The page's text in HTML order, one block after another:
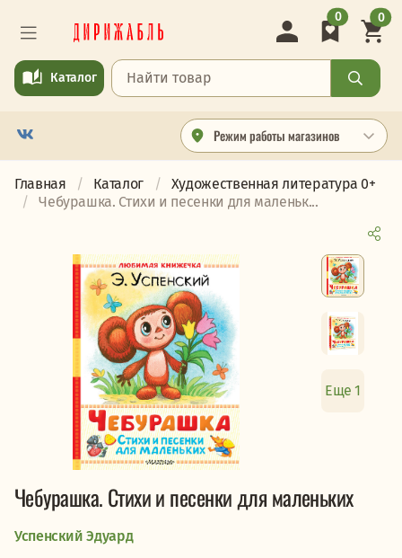
Режим работы магазинов
Каталог
0 0
Главная Каталог
Художественная литература 0+
Чебурашка. Стихи и песенки для маленьк...
Еще 1
Чебурашка. Стихи и песенки для маленьких
Успенский Эдуард